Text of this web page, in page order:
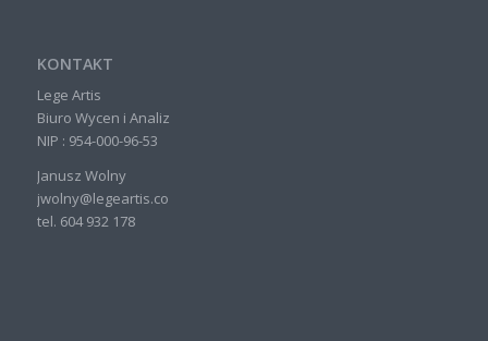
KONTAKT
Lege Artis
Biuro Wycen i Analiz
NIP : 954-000-96-53
Janusz Wolny
jwolny@legeartis.co
tel. 604 932 178